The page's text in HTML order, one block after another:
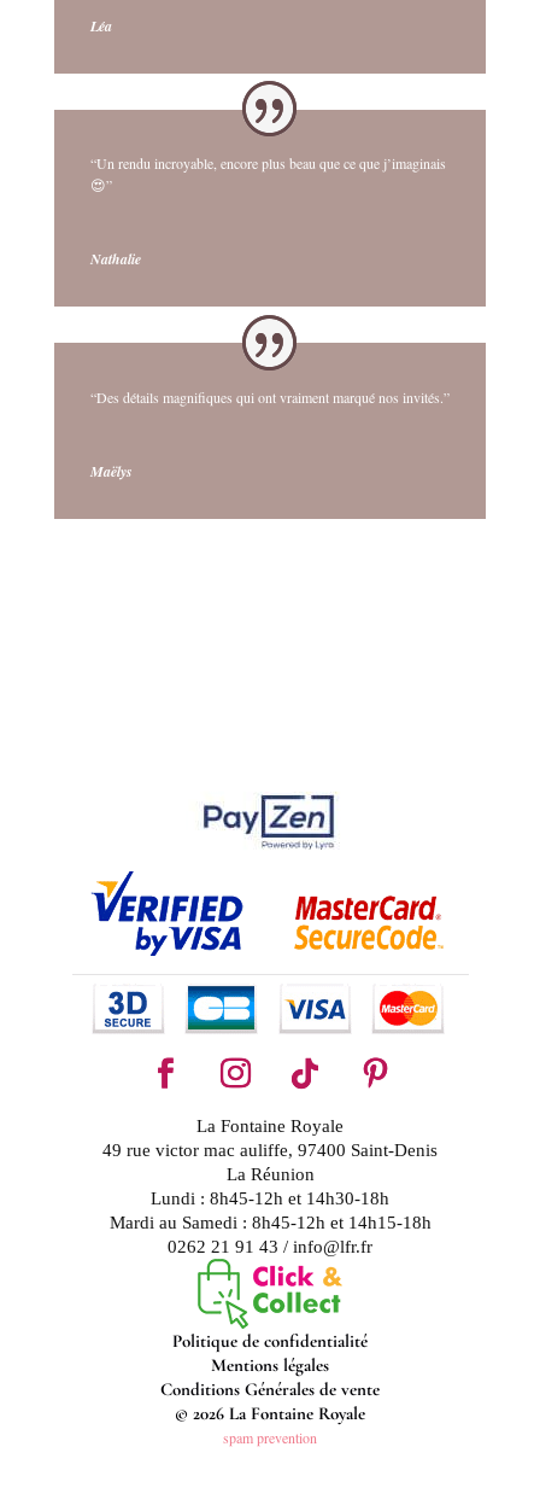
Léa
“Un rendu incroyable, encore plus beau que ce que j’imaginais
😍”
Nathalie
“Des détails magnifiques qui ont vraiment marqué nos invités.”
Maëlys
La Fontaine Royale
49 rue victor mac auliffe, 97400 Saint-Denis
La Réunion
Lundi : 8h45-12h et 14h30-18h
Mardi au Samedi : 8h45-12h et 14h15-18h
0262 21 91 43 / info@lfr.fr
Politique de confidentialité
Mentions légales
Conditions Générales de vente
© 2026 La Fontaine Royale
spam prevention